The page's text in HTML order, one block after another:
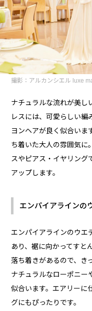
撮影：アルカンシエル luxe
ナチュラルな流れが美し
レスには、可愛らしい編
ヨンヘアが良く似合いま
ち着いた大人の雰囲気に
スやピアス・イヤリング
アップします。
エンパイアラインの
エンパイアラインのウエ
あり、裾に向かってすと
落ち着きがあるので、き
ナチュラルなローポニー
似合います。エアリーに
グにもぴったりです。